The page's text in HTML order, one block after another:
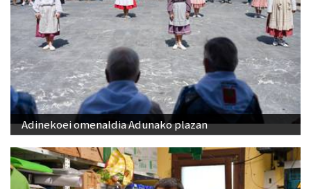
Adinekoei omenaldia Adunako plazan